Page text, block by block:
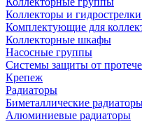
Коллекторы и
Комплектующие для
Коллекторные шкафы
Насосные группы
Системы защиты от
Крепеж
Радиаторы
Биметаллические
Алюминиевые радиаторы